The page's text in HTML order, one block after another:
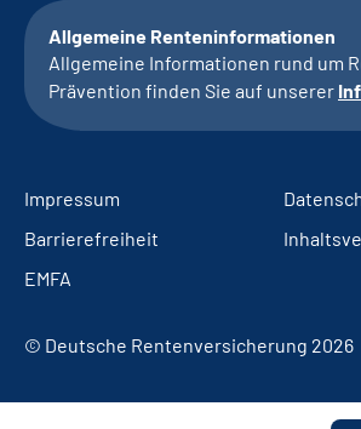
Allgemeine Renteninformationen
Allgemeine Informationen rund um
Prävention finden Sie auf unserer
Impressum
Barrierefreiheit
EMFA
© Deutsche Rentenversicherung 2026